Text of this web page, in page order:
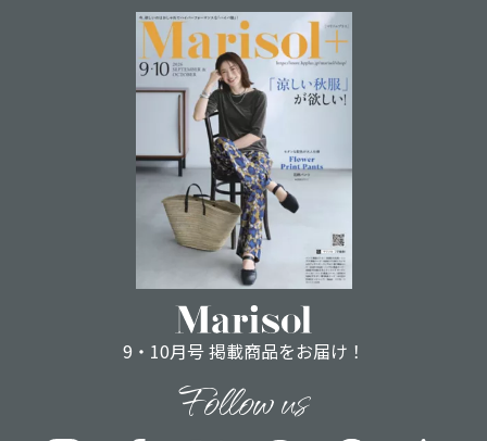
9・10月号 掲載商品をお届け！
Follow us